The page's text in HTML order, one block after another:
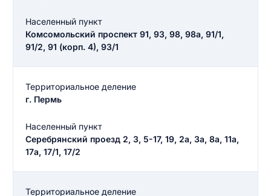
Населенный пункт
Комсомольский проспект 91, 93, 98, 98а, 91/1,
91/2, 91 (корп. 4), 93/1
Территориальное деление
г. Пермь
Населенный пункт
Серебрянский проезд 2, 3, 5-17, 19, 2а, 3а, 8а, 11а,
17а, 17/1, 17/2
Территориальное деление